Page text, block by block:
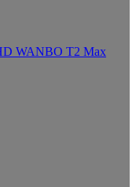
WANBO T2 Max